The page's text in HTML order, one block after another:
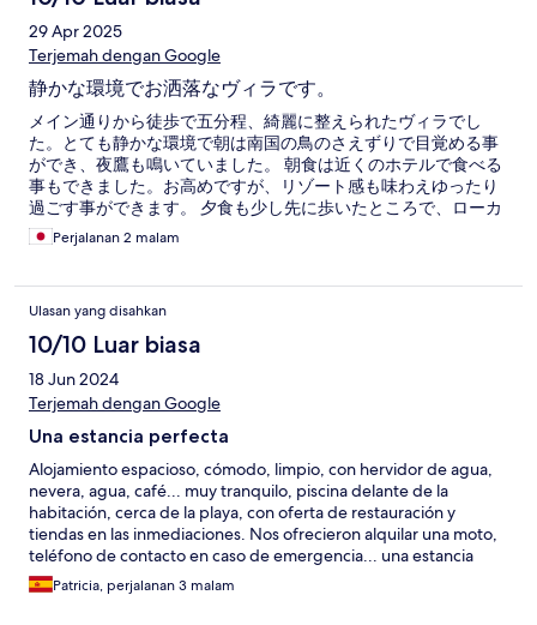
29 Apr 2025
Terjemah dengan Google
静かな環境でお洒落なヴィラです。
メイン通りから徒歩で五分程、綺麗に整えられたヴィラでし
た。とても静かな環境で朝は南国の鳥のさえずりで目覚める事
ができ、夜鷹も鳴いていました。 朝食は近くのホテルで食べる
事もできました。お高めですが、リゾート感も味わえゆったり
過ごす事ができます。 夕食も少し先に歩いたところで、ローカ
ルフードをいただきました。 ゆっくり過ごせて、素晴らしい休
暇になりました。
Perjalanan 2 malam
Ulasan yang disahkan
10/10 Luar biasa
18 Jun 2024
Terjemah dengan Google
Una estancia perfecta
Alojamiento espacioso, cómodo, limpio, con hervidor de agua,
nevera, agua, café... muy tranquilo, piscina delante de la
habitación, cerca de la playa, con oferta de restauración y
tiendas en las inmediaciones. Nos ofrecieron alquilar una moto,
teléfono de contacto en caso de emergencia... una estancia
perfecta.
Patricia, perjalanan 3 malam